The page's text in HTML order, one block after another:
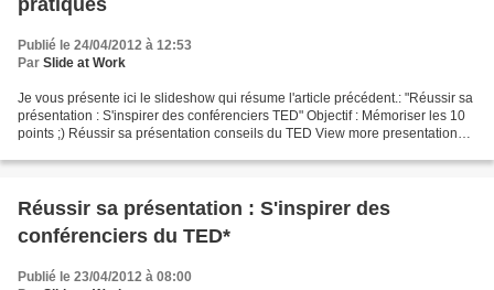
Publié le 24/04/2012 à 12:53
Par Slide at Work
Je vous présente ici le slideshow qui résume l'article précédent.: "Réussir sa
présentation : S'inspirer des conférenciers TED" Objectif : Mémoriser les 10
points ;) Réussir sa présentation conseils du TED View more presentations
Réussir sa présentation : S'inspirer des
conférenciers du TED*
Publié le 23/04/2012 à 08:00